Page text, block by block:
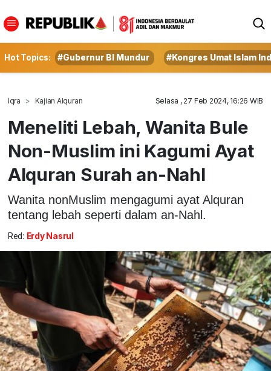
Hot Topics: #Gubernur BI Mundur #Kongres Umat Islam
Iqra Kajian Alquran Selasa , 27 Feb 2024, 16:26 WIB
Meneliti Lebah, Wanita Bule
Non-Muslim ini Kagumi Ayat
Alquran Surah an-Nahl
Wanita nonMuslim mengagumi ayat Alquran
tentang lebah seperti dalam an-Nahl.
Red: Erdy Nasrul